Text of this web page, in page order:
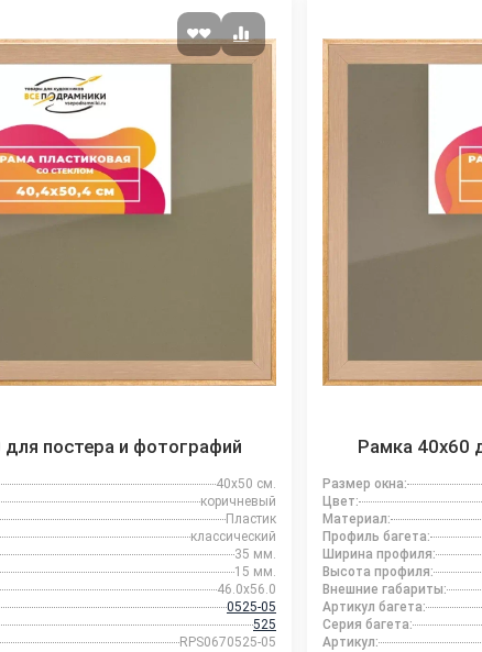
постера и фотографий
40x50 см.
коричневый
Пластик
классический
35 мм.
15 мм.
46.0x56.0
0525-05
525
RPS0670525-05
Рамка 40x60
Размер окна:
Цвет:
Материал:
Профиль багета:
Ширина профиля:
Высота профиля:
Внешние габариты:
Артикул багета:
Серия багета:
Артикул: